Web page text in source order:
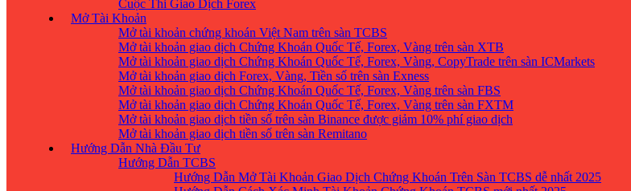
Cuộc Thi Giao Dịch Forex
Mở Tài Khoản
Mở tài khoản chứng khoán Việt Nam trên sàn TCBS
Mở tài khoản giao dịch Chứng Khoán Quốc Tế, Forex, Vàng trên sàn XTB
Mở tài khoản giao dịch Chứng Khoán Quốc Tế, Forex, Vàng, CopyTrade trên sàn ICMarkets
Mở tài khoản giao dịch Forex, Vàng, Tiền số trên sàn Exness
Mở tài khoản giao dịch Chứng Khoán Quốc Tế, Forex, Vàng trên sàn FBS
Mở tài khoản giao dịch Chứng Khoán Quốc Tế, Forex, Vàng trên sàn FXTM
Mở tài khoản giao dịch tiền số trên sàn Binance được giảm 10% phí giao dịch
Mở tài khoản giao dịch tiền số trên sàn Remitano
Hướng Dẫn Nhà Đầu Tư
Hướng Dẫn TCBS
Hướng Dẫn Mở Tài Khoản Giao Dịch Chứng Khoán Trên Sàn TCBS dễ nhất 2025